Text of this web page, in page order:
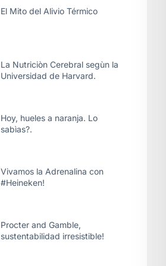
El Mito del Alivio Térmico
La Nutriciòn Cerebral segùn la
Universidad de Harvard.
Hoy, hueles a naranja. Lo
sabìas?.
Vivamos la Adrenalina con
#Heineken!
Procter and Gamble,
sustentabilidad irresistible!